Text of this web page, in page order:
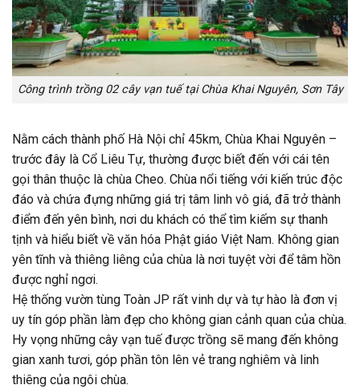
Công trình trồng 02 cây vạn tuế tại Chùa Khai Nguyên, Sơn Tây
Nằm cách thành phố Hà Nội chỉ 45km, Chùa Khai Nguyên –
trước đây là Cổ Liêu Tự, thường được biết đến với cái tên
gọi thân thuộc là chùa Cheo. Chùa nổi tiếng với kiến trúc độc
đáo và chứa đựng những giá trị tâm linh vô giá, đã trở thành
điểm đến yên bình, nơi du khách có thể tìm kiếm sự thanh
tịnh và hiểu biết về văn hóa Phật giáo Việt Nam. Không gian
yên tĩnh và thiêng liêng của chùa là nơi tuyệt vời để tâm hồn
được nghỉ ngơi.
Hệ thống vườn tùng Toàn JP rất vinh dự và tự hào là đơn vị
uy tín góp phần làm đẹp cho không gian cảnh quan của chùa.
Hy vọng những cây vạn tuế được trồng sẽ mang đến không
gian xanh tươi, góp phần tôn lên vẻ trang nghiêm và linh
thiêng của ngôi chùa.